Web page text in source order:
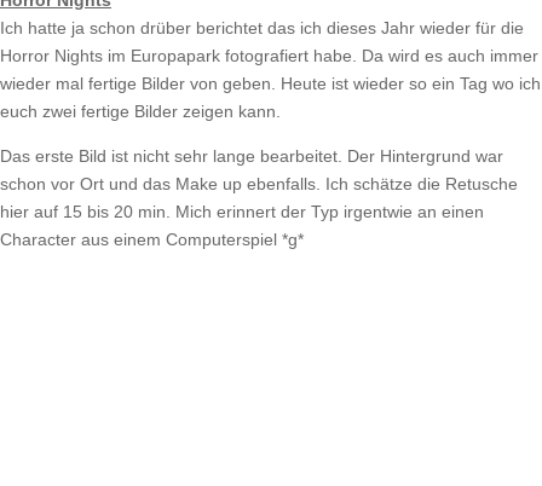
Ich hatte ja schon drüber berichtet das ich dieses Jahr wieder für die
Horror Nights im Europapark fotografiert habe. Da wird es auch immer
wieder mal fertige Bilder von geben. Heute ist wieder so ein Tag wo ich
euch zwei fertige Bilder zeigen kann.
Das erste Bild ist nicht sehr lange bearbeitet. Der Hintergrund war
schon vor Ort und das Make up ebenfalls. Ich schätze die Retusche
hier auf 15 bis 20 min. Mich erinnert der Typ irgentwie an einen
Character aus einem Computerspiel *g*